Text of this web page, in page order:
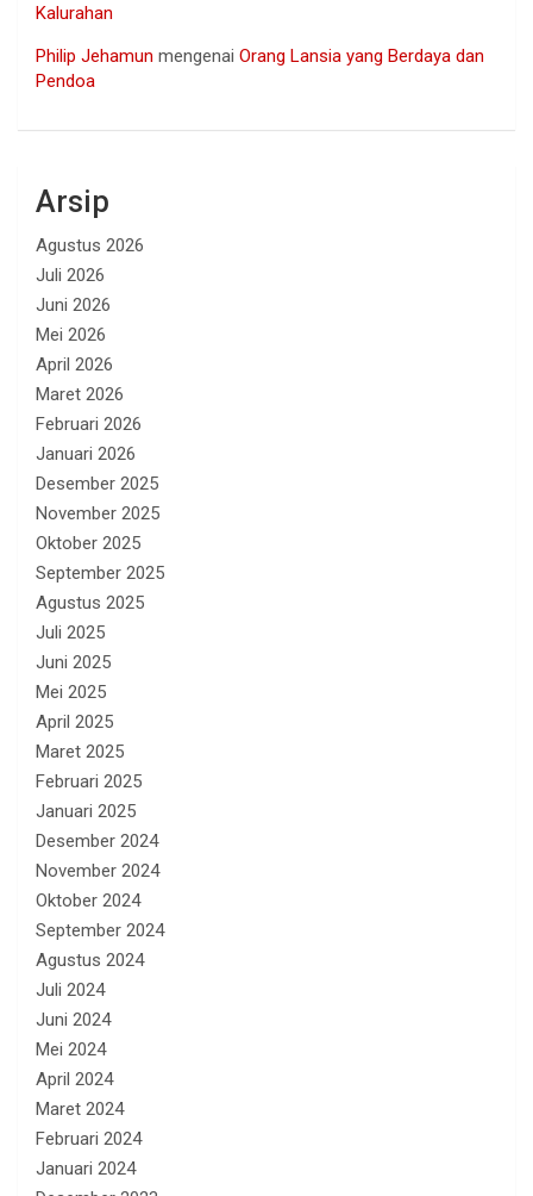
Kalurahan
Philip Jehamun mengenai Orang Lansia yang Berdaya dan
Pendoa
Arsip
Agustus 2026
Juli 2026
Juni 2026
Mei 2026
April 2026
Maret 2026
Februari 2026
Januari 2026
Desember 2025
November 2025
Oktober 2025
September 2025
Agustus 2025
Juli 2025
Juni 2025
Mei 2025
April 2025
Maret 2025
Februari 2025
Januari 2025
Desember 2024
November 2024
Oktober 2024
September 2024
Agustus 2024
Juli 2024
Juni 2024
Mei 2024
April 2024
Maret 2024
Februari 2024
Januari 2024